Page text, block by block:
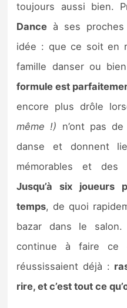
toujours aussi bien.
Dance à ses
idée : que ce soit en
famille danser ou
formule est
encore plus drôle
même !) n’ont pas
danse et donnent
mémorables et
Jusqu’à six joueurs
temps, de quoi
bazar dans le salon.
continue à faire ce
réussissaient déjà :
rire, et c’est tout ce